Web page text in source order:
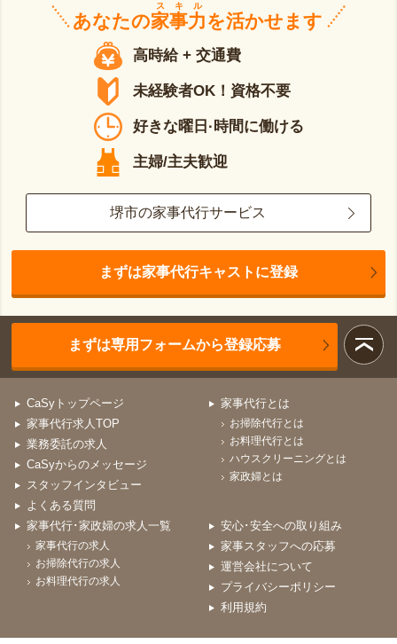
あなたの家事力
スキル
を活かせます
高時給 + 交通費
未経験者OK！資格不要
好きな曜日·時間に働ける
主婦/主夫歓迎
堺市の家事代行サービス
まずは家事代行キャストに登録
まずは専用フォームから登録応募
CaSyトップページ
家事代行求人TOP
業務委託の求人
CaSyからのメッセージ
スタッフインタビュー
よくある質問
家事代行とは
お掃除代行とは
お料理代行とは
ハウスクリーニングとは
家政婦とは
家事代行･家政婦の求人一覧
家事代行の求人
お掃除代行の求人
お料理代行の求人
安心･安全への取り組み
家事スタッフへの応募
運営会社について
プライバシーポリシー
利用規約